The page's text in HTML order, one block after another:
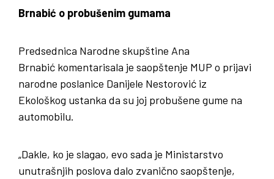
Brnabić o probušenim gumama
Predsednica Narodne skupštine Ana
Brnabić komentarisala je saopštenje MUP o prijavi
narodne poslanice Danijele Nestorović iz
Ekološkog ustanka da su joj probušene gume na
automobilu.
„Dakle, ko je slagao, evo sada je Ministarstvo
unutrašnjih poslova dalo zvanično saopštenje,